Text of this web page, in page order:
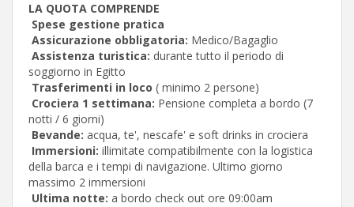
LA QUOTA COMPRENDE
Spese gestione pratica
Assicurazione obbligatoria: Medico/Bagaglio
Assistenza turistica: durante tutto il periodo di
soggiorno in Egitto
Trasferimenti in loco ( minimo 2 persone)
Crociera 1 settimana: Pensione completa a bordo (7
notti / 6 giorni)
Bevande: acqua, te', nescafe' e soft drinks in crociera
Immersioni: illimitate compatibilmente con la logistica
della barca e i tempi di navigazione. Ultimo giorno
massimo 2 immersioni
Ultima notte: a bordo check out ore 09:00am